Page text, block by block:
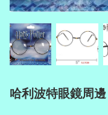
哈利波特眼鏡周